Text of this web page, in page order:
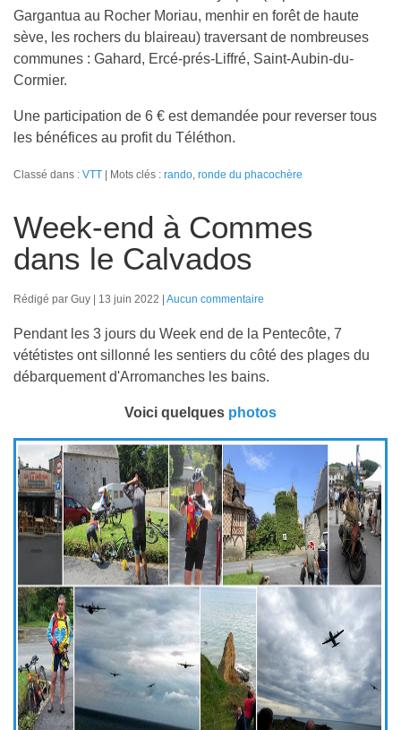
Gargantua au Rocher Moriau, menhir en forêt de haute
sève, les rochers du blaireau) traversant de nombreuses
communes : Gahard, Ercé-prés-Liffré, Saint-Aubin-du-
Cormier.
Une participation de 6 € est demandée pour reverser tous
les bénéfices au profit du Téléthon.
Classé dans : VTT Mots clés : rando ronde du phacochère
Week-end à Commes
dans le Calvados
Rédigé par Guy 13 juin 2022 Aucun commentaire
Pendant les 3 jours du Week end de la Pentecôte, 7
vététistes ont sillonné les sentiers du côté des plages du
débarquement d'Arromanches les bains.
Voici quelques photos